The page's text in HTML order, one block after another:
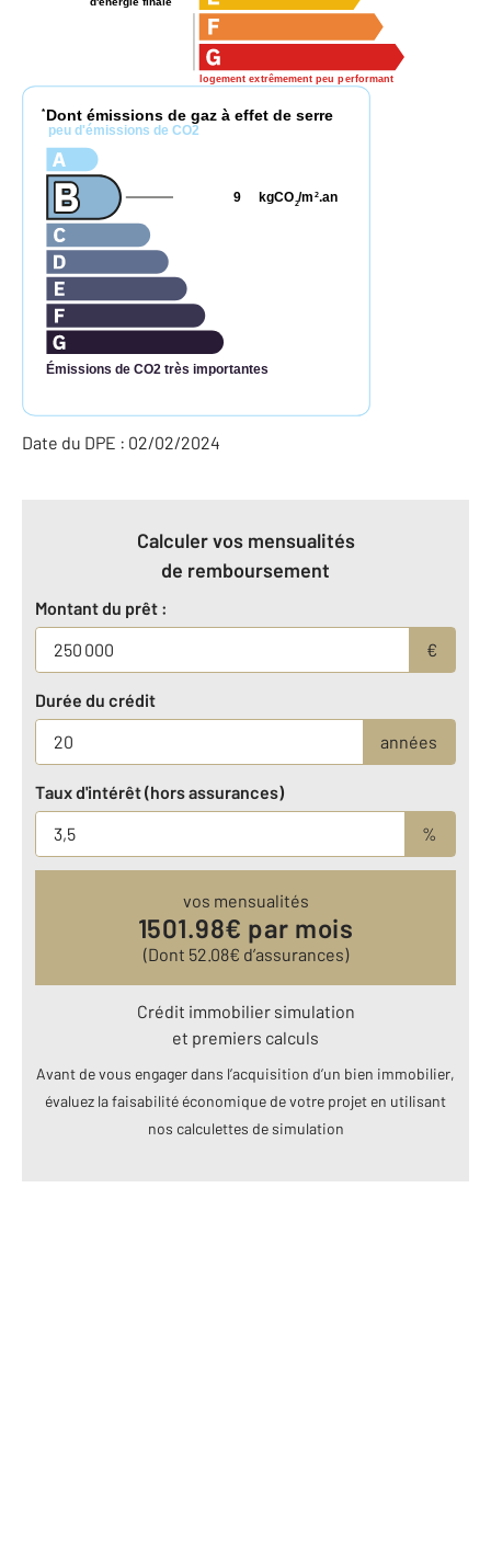
logement extrêmement peu performant
* Dont émissions de gaz à effet de serre
peu d'émissions de CO2
Émissions de CO2 très importantes
kgCO2/m 2.an
9
Date du DPE : 02/02/2024
Calculer vos mensualités
de remboursement
Montant du prêt :
€
Durée du crédit
années
Taux d'intérêt (hors assurances)
%
vos mensualités
1501.98€ par mois
(Dont 52.08€ d’assurances)
Crédit immobilier simulation
et premiers calculs
Avant de vous engager dans l’acquisition d’un bien immobilier,
évaluez la faisabilité économique de votre projet en utilisant
nos calculettes de simulation